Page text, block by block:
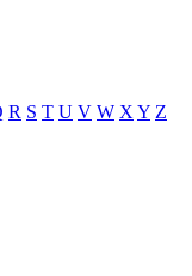
R S T U V W X Y Z